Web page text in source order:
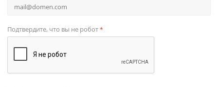
Подтвердите, что вы не робот*